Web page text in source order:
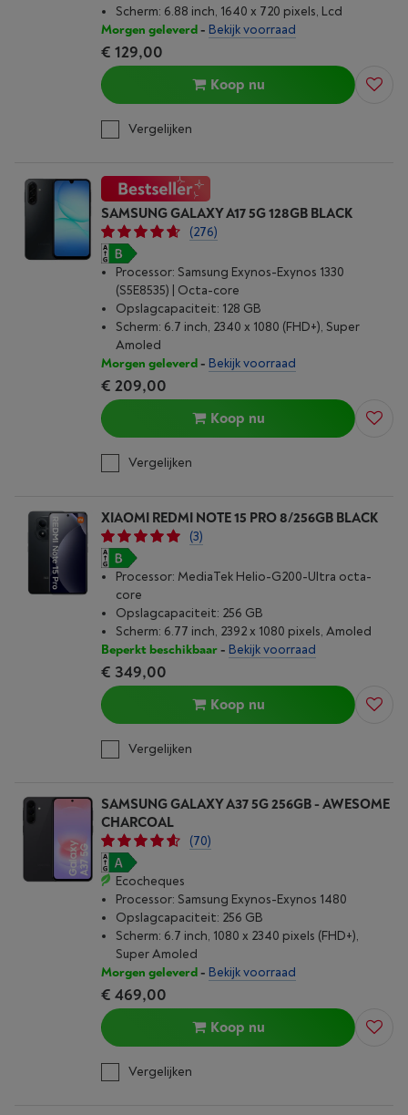
Scherm: 6.88 inch, 1640 x 720 pixels, Lcd
Morgen geleverd- Bekijk voorraad
€ 129,00
Koop nu
Vergelijken
SAMSUNG GALAXY A17 5G 128GB BLACK
(276)
Processor: Samsung Exynos-Exynos 1330
(S5E8535) | Octa-core
Opslagcapaciteit: 128 GB
Scherm: 6.7 inch, 2340 x 1080 (FHD+), Super
Amoled
Morgen geleverd- Bekijk voorraad
€ 209,00
Koop nu
Vergelijken
XIAOMI REDMI NOTE 15 PRO 8/256GB BLACK
(3)
Processor: MediaTek Helio-G200-Ultra octa-
core
Opslagcapaciteit: 256 GB
Scherm: 6.77 inch, 2392 x 1080 pixels, Amoled
Beperkt beschikbaar- Bekijk voorraad
€ 349,00
Koop nu
Vergelijken
SAMSUNG GALAXY A37 5G 256GB - AWESOME
CHARCOAL
(70)
Ecocheques
Processor: Samsung Exynos-Exynos 1480
Opslagcapaciteit: 256 GB
Scherm: 6.7 inch, 1080 x 2340 pixels (FHD+),
Super Amoled
Morgen geleverd- Bekijk voorraad
€ 469,00
Koop nu
Vergelijken